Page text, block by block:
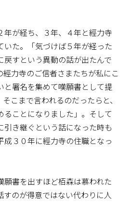
年が経ち、３年、４年と經力寺
いた。「気づけば５年が経った
戻すという異動の話が出たんで
經力寺のご信者さまたちが私にこ
と署名を集めて嘆願書として提
こまで言われるのだったらと、
ることになりました」。そして
引き継ぐという話になった時も
成３０年に經力寺の住職となっ
願書を出すほど栢森は慕われた
すのが得意ではない代わりに人